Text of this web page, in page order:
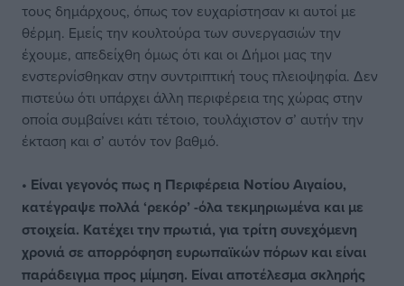
τους δημάρχους, όπως τον ευχαρίστησαν κι αυτοί με
θέρμη. Εμείς την κουλτούρα των συνεργασιών την
έχουμε, απεδείχθη όμως ότι και οι Δήμοι μας την
ενστερνίσθηκαν στην συντριπτική τους πλειοψηφία. Δεν
πιστεύω ότι υπάρχει άλλη περιφέρεια της χώρας στην
οποία συμβαίνει κάτι τέτοιο, τουλάχιστον σ’ αυτήν την
έκταση και σ’ αυτόν τον βαθμό.
• Είναι γεγονός πως η Περιφέρεια Νοτίου Αιγαίου,
κατέγραψε πολλά ‘ρεκόρ’ -όλα τεκμηριωμένα και με
στοιχεία. Κατέχει την πρωτιά, για τρίτη συνεχόμενη
χρονιά σε απορρόφηση ευρωπαϊκών πόρων και είναι
παράδειγμα προς μίμηση. Είναι αποτέλεσμα σκληρής